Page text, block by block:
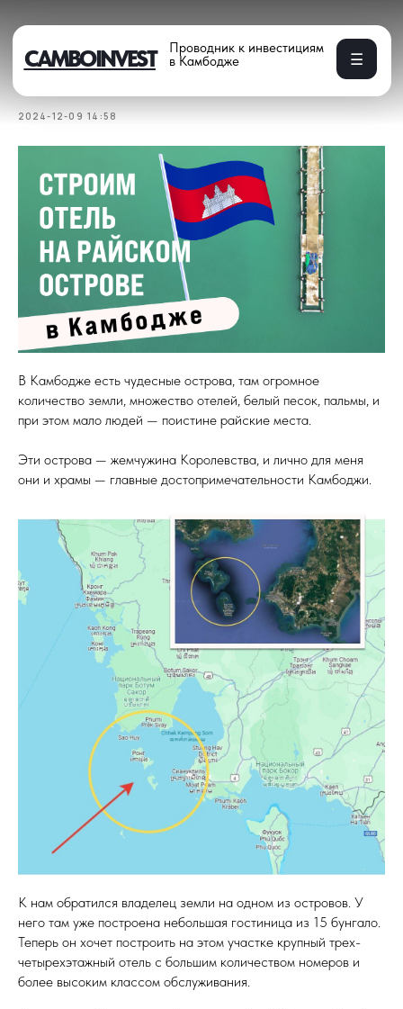
в Камбодже
Строим отель в раю
2024-12-09 14:58
В Камбодже есть чудесные острова, там огромное
количество земли, множество отелей, белый песок, пальмы, и
при этом мало людей — поистине райские места.
Эти острова — жемчужина Королевства, и лично для меня
они и храмы — главные достопримечательности Камбоджи.
К нам обратился владелец земли на одном из островов. У
него там уже построена небольшая гостиница из 15 бунгало.
Теперь он хочет построить на этом участке крупный трех-
четырехэтажный отель с большим количеством номеров и
более высоким классом обслуживания.